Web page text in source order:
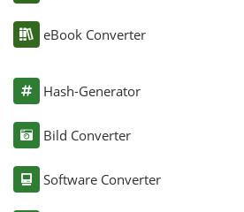
eBook Converter
Hash-Generator
Bild Converter
Software Converter